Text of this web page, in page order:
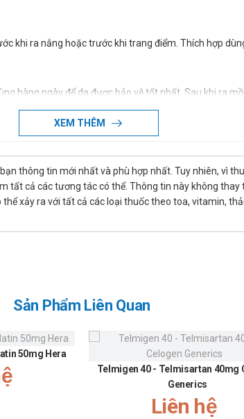
khi ra nắng hoặc trước khi trang điểm. Thích hợp
hàng ngày để da được bảo vệ tốt nhất. Sau khi ra
Chưa có thông tin
tóm tắt về thành phần hoạt chất/dược liệu.
XEM THÊM
thông tin mới nhất và phù hợp nhất. Tuy nhiên, vì
cả các tương tác có thể. Thông tin này không thay
xảy ra với tất cả các loại thuốc theo toa, vitamin,
Sản Phẩm Liên Quan
50mg Hera
Telmigen 40 - Telmisartan 40mg
Generics
Liên hệ